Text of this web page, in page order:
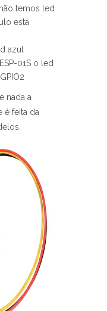
temos led
está
azul
01S o led
nada a
é feita da